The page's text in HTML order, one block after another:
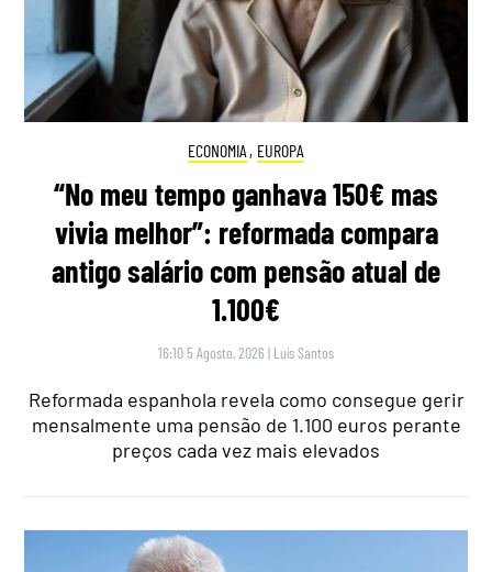
ECONOMIA , EUROPA
“No meu tempo ganhava 150€ mas
vivia melhor”: reformada compara
antigo salário com pensão atual de
1.100€
16:10 5 Agosto, 2026 | Luís Santos
Reformada espanhola revela como consegue gerir
mensalmente uma pensão de 1.100 euros perante
preços cada vez mais elevados